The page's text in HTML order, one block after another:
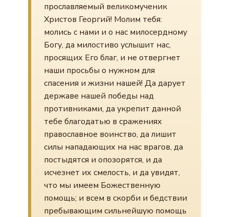
прославляемый великомученик
Христов Георгий! Молим тебя:
молись с нами и о нас милосердному
Богу, да милостиво услышит нас,
просящих Его благ, и не отвергнет
наши просьбы о нужном для
спасения и жизни нашей! Да дарует
державе нашей победы над
противниками, да укрепит данной
тебе благодатью в сражениях
православное воинство, да лишит
силы нападающих на нас врагов, да
постыдятся и опозорятся, и да
исчезнет их смелость, и да увидят,
что мы имеем Божественную
помощь; и всем в скорби и бедствии
пребывающим сильнейшую помощь